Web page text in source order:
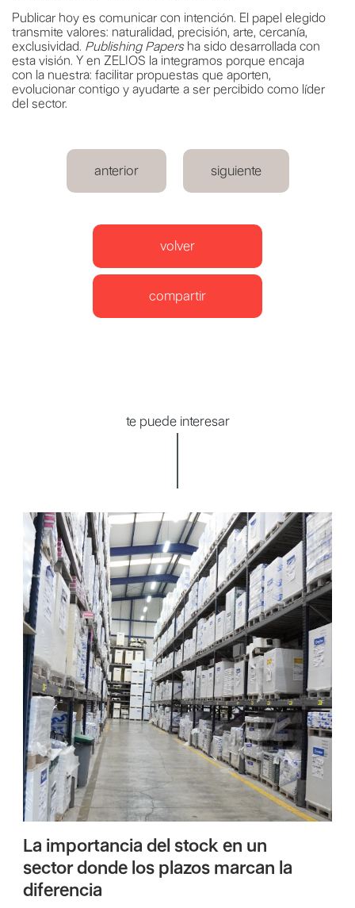
volver
compartir
Publicar hoy es comunicar con intención. El papel elegido
transmite valores: naturalidad, precisión, arte, cercanía,
exclusividad. Publishing Papersha sido desarrollada con
esta visión. Y en ZELIOS la integramos porque encaja
con la nuestra: facilitar propuestas que aporten,
evolucionar contigo y ayudarte a ser percibido como líder
del sector.
anterior siguiente
te puede interesar
La importancia del stock en un
sector donde los plazos marcan la
diferencia